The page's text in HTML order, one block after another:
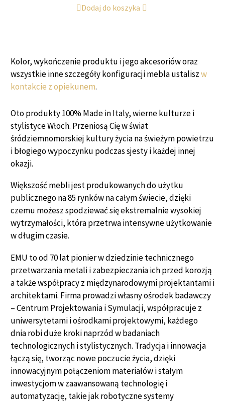
Dodaj do koszyka
Kolor, wykończenie produktu i jego akcesoriów oraz
wszystkie inne szczegóły konfiguracji mebla ustaliszw
kontakcie z opiekunem.
Oto produkty 100% Made in Italy, wierne kulturze i
stylistyce Włoch. Przeniosą Cię w świat
śródziemnomorskiej kultury życia na świeżym powietrzu
i błogiego wypoczynku podczas sjesty i każdej innej
okazji.
Większość mebli jest produkowanych do użytku
publicznego na 85 rynków na całym świecie, dzięki
czemu możesz spodziewać się ekstremalnie wysokiej
wytrzymałości, która przetrwa intensywne użytkowanie
w długim czasie.
EMU to od 70 lat pionier w dziedzinie technicznego
przetwarzania metali i zabezpieczania ich przed korozją
a także współpracy z międzynarodowymi projektantami i
architektami. Firma prowadzi własny ośrodek badawczy
– Centrum Projektowania i Symulacji, współpracuje z
uniwersytetami i ośrodkami projektowymi, każdego
dnia robi duże kroki naprzód w badaniach
technologicznych i stylistycznych. Tradycja i innowacja
łączą się, tworząc nowe poczucie życia, dzięki
innowacyjnym połączeniom materiałów i stałym
inwestycjom w zaawansowaną technologię i
automatyzację, takie jak robotyczne systemy